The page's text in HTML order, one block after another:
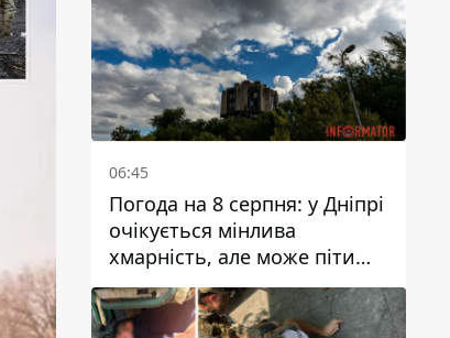
06:45
Погода на 8 серпня: у Дніпрі
очікується мінлива
хмарність, але може піти
дощ